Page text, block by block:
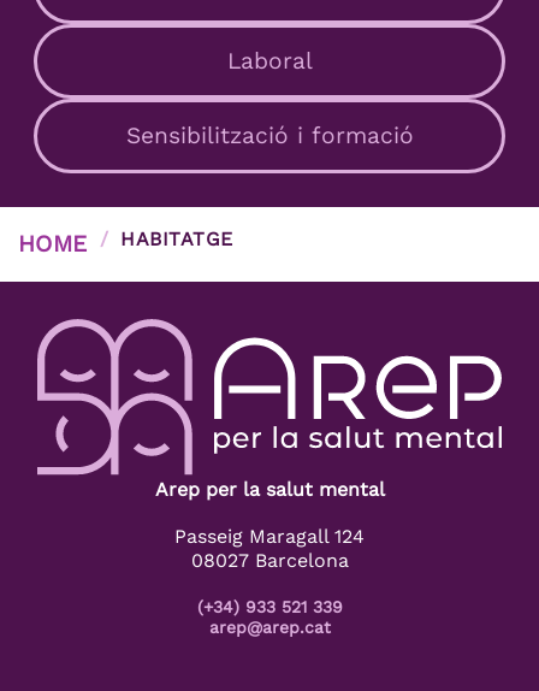
Laboral
Sensibilització i formació
HOME / HABITATGE
Arep per la salut mental
Passeig Maragall 124
08027 Barcelona
(+34) 933 521 339
arep@arep.cat